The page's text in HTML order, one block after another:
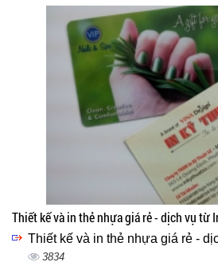
Thiết kế và in thẻ nhựa giá rẻ - dịch vụ từ
Thiết kế và in thẻ nhựa giá rẻ -
3834